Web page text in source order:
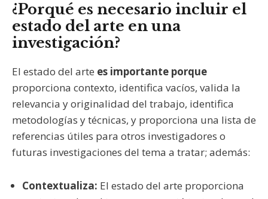
¿Porqué es necesario incluir el
estado del arte en una
investigación?
El estado del arte es importante porque
proporciona contexto, identifica vacíos, valida la
relevancia y originalidad del trabajo, identifica
metodologías y técnicas, y proporciona una lista de
referencias útiles para otros investigadores o
futuras investigaciones del tema a tratar; además:
Contextualiza: El estado del arte proporciona